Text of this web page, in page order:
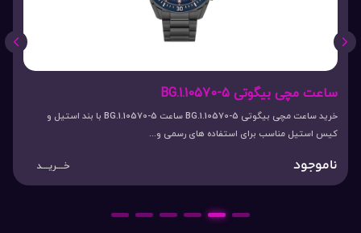
ساعت مچی بیگوتی BG.1.10570-5
خرید ساعت مچی بیگوتی BG.1.10570-5 ساعت BG.1.10570-5 با بند استیل و
کیس استیل مناسب برای استفاده های رسمی و...
ناموجود خـــریـــد
1
2
3
4
5